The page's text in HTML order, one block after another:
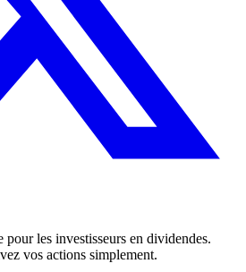
les investisseurs en dividendes.
vos actions simplement.